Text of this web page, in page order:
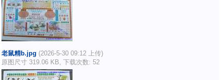
老鼠精b.jpg (2026-5-30 09:12 上传)
原图尺寸 319.06 KB, 下载次数: 52